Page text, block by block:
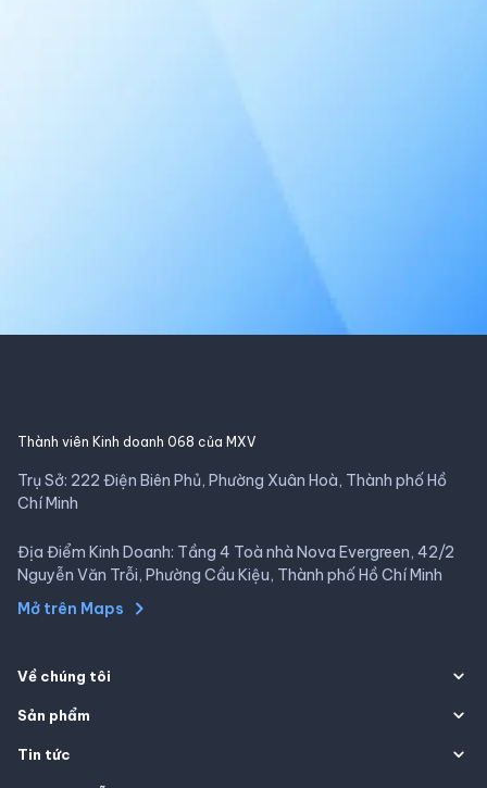
Thành viên Kinh doanh 068 của MXV
Trụ Sở: 222 Điện Biên Phủ, Phường Xuân Hoà, Thành phố Hồ
Chí Minh
Địa Điểm Kinh Doanh: Tầng 4 Toà nhà Nova Evergreen, 42/2
Nguyễn Văn Trỗi, Phường Cầu Kiệu, Thành phố Hồ Chí Minh
Mở trên Maps
Về chúng tôi
Sản phẩm
Tin tức